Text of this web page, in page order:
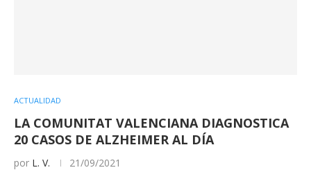
ACTUALIDAD
LA COMUNITAT VALENCIANA DIAGNOSTICA
20 CASOS DE ALZHEIMER AL DÍA
por L. V. 21/09/2021